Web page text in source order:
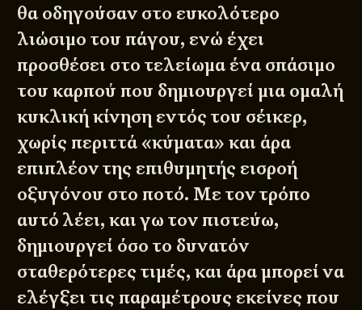
θα οδηγούσαν στο ευκολότερο
λιώσιμο του πάγου, ενώ έχει
προσθέσει στο τελείωμα ένα σπάσιμο
του καρπού που δημιουργεί μια ομαλή
κυκλική κίνηση εντός του σέικερ,
χωρίς περιττά «κύματα» και άρα
επιπλέον της επιθυμητής εισροή
οξυγόνου στο ποτό. Με τον τρόπο
αυτό λέει, και γω τον πιστεύω,
δημιουργεί όσο το δυνατόν
σταθερότερες τιμές, και άρα μπορεί να
ελέγξει τις παραμέτρους εκείνες που